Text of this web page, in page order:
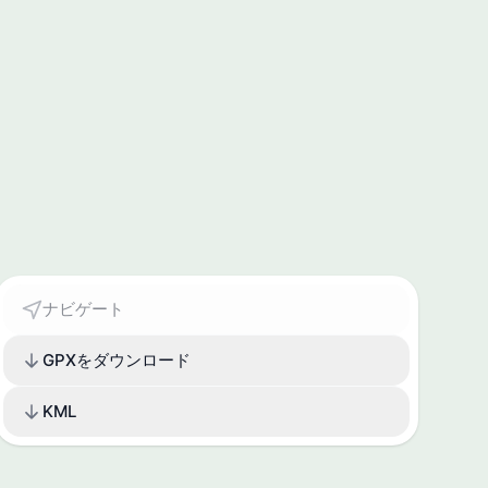
ナビゲート
GPXをダウンロード
KML